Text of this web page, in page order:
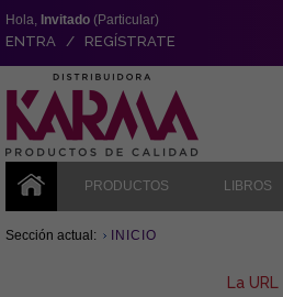
Hola, Invitado (Particular)
ENTRA / REGÍSTRATE
PRODUCTOS LIBROS
Sección actual: INICIO
La